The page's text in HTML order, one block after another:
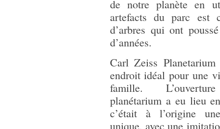
de notre planète en
artefacts du parc est
d’arbres qui ont
d’années.
Carl Zeiss
endroit idéal pour une
famille.
planétarium a eu lieu
c’était à l’origine
unique, avec une